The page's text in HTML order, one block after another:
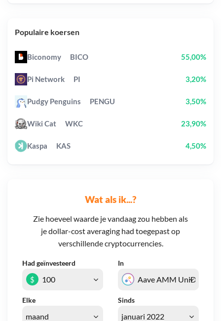
Wat als ik...?
Zie hoeveel waarde je vandaag zou hebben als
je dollar-cost averaging had toegepast op
verschillende cryptocurrencies.
Had geïnvesteerd In
Elke Sinds
$
Populaire koersen
Biconomy BICO 55,00%
Pi Network PI 3,20%
Pudgy Penguins PENGU 3,50%
Wiki Cat WKC 23,90%
Kaspa KAS 4,50%